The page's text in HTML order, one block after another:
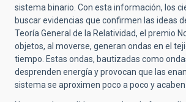
sistema binario. Con esta información, los
buscar evidencias que confirmen las ideas
Teoría General de la Relatividad, el premio
objetos, al moverse, generan ondas en el
tiempo. Estas ondas, bautizadas como
desprenden energía y provocan que las
sistema se aproximen poco a poco y acaben